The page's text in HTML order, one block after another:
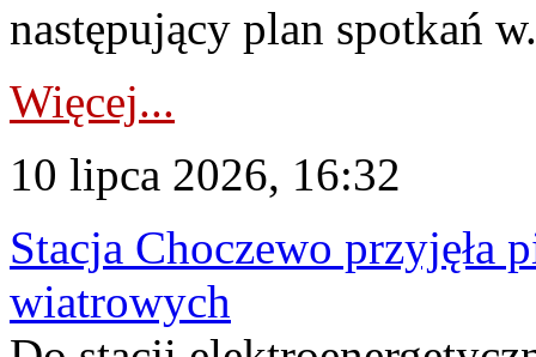
następujący plan spotkań
Więcej...
10 lipca 2026, 16:32
Stacja Choczewo przyjęła
wiatrowych